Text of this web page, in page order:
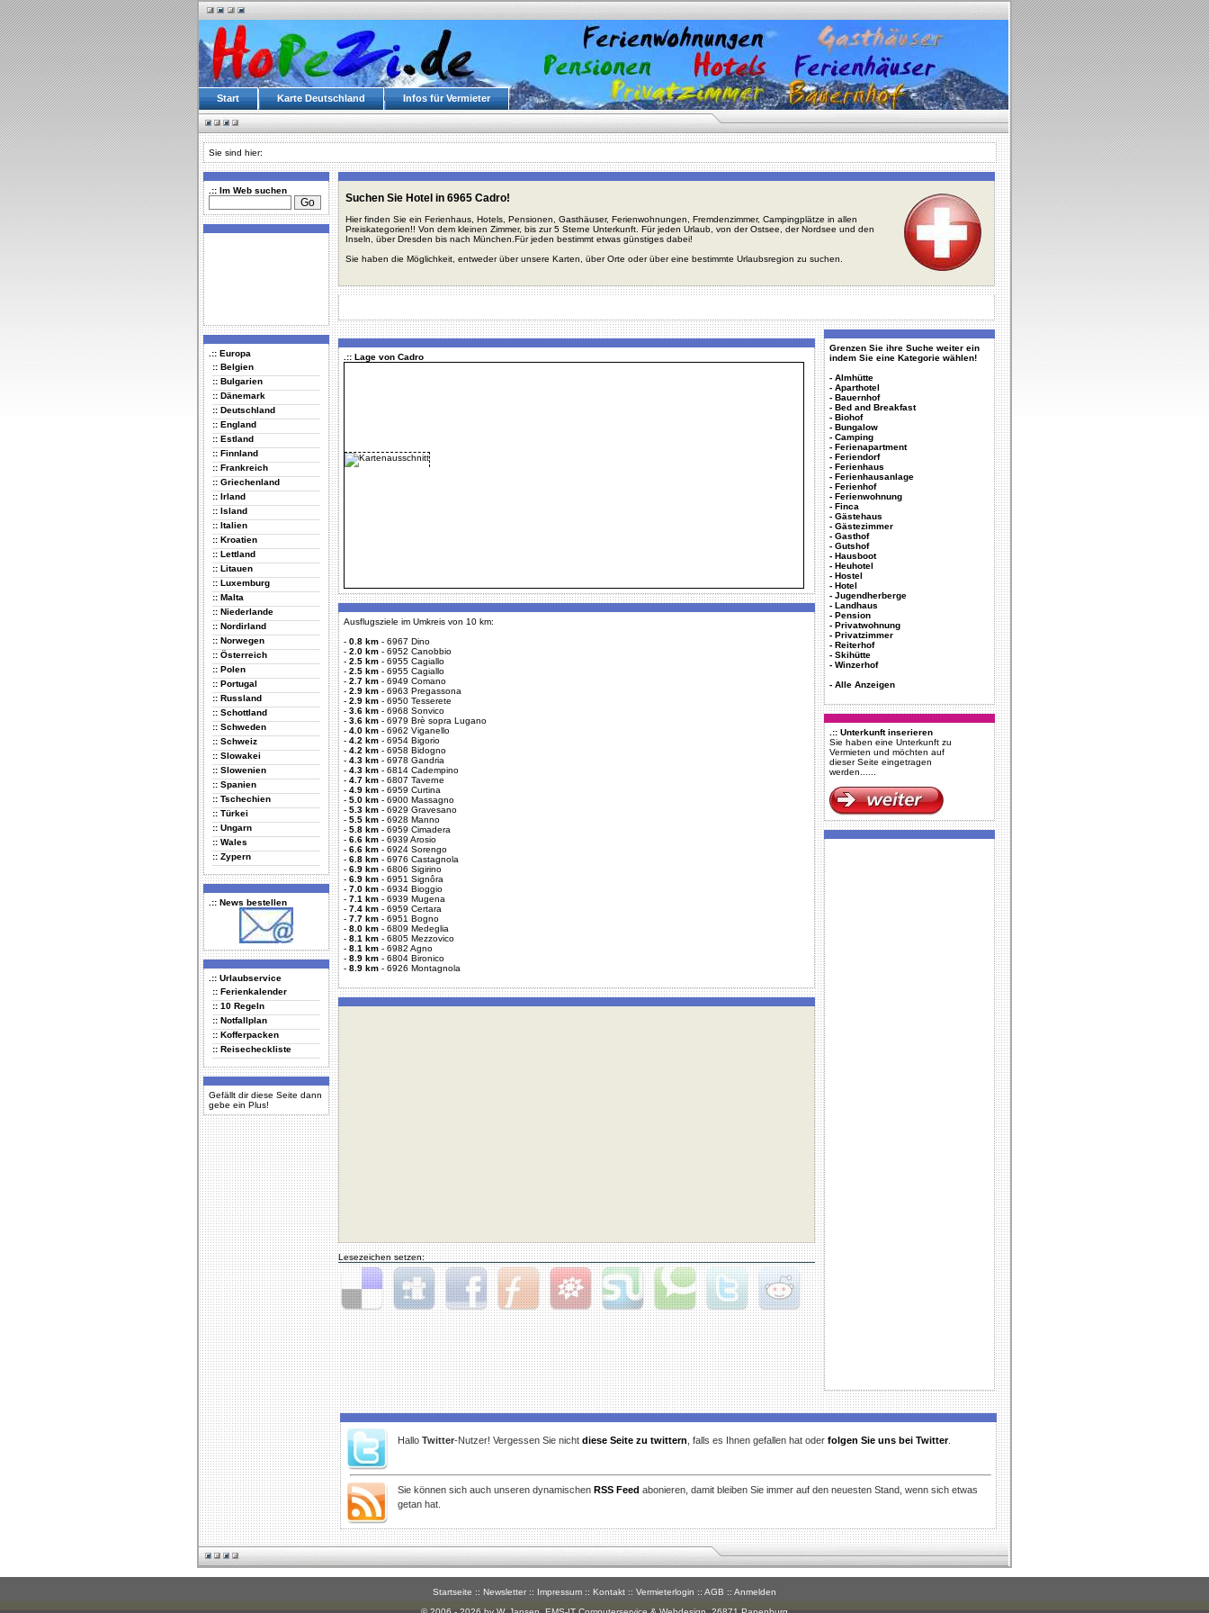
Start Karte Deutschland Infos für Vermieter
Sie sind hier:
.:: Im Web suchen
.:: Europa
:: Belgien
:: Bulgarien
:: Dänemark
:: Deutschland
:: England
:: Estland
:: Finnland
:: Frankreich
:: Griechenland
:: Irland
:: Island
:: Italien
:: Kroatien
:: Lettland
:: Litauen
:: Luxemburg
:: Malta
:: Niederlande
:: Nordirland
:: Norwegen
:: Österreich
:: Polen
:: Portugal
:: Russland
:: Schottland
:: Schweden
:: Schweiz
:: Slowakei
:: Slowenien
:: Spanien
:: Tschechien
:: Türkei
:: Ungarn
:: Wales
:: Zypern
.:: News bestellen
.:: Urlaubservice
:: Ferienkalender
:: 10 Regeln
:: Notfallplan
:: Kofferpacken
:: Reisecheckliste
Gefällt dir diese Seite dann
gebe ein Plus!
Suchen Sie Hotel in 6965 Cadro!
Hier finden Sie ein Ferienhaus, Hotels, Pensionen, Gasthäuser, Ferienwohnungen, Fremdenzimmer, Campingplätze in allen
Preiskategorien!! Von dem kleinen Zimmer, bis zur 5 Sterne Unterkunft. Für jeden Urlaub, von der Ostsee, der Nordsee und den
Inseln, über Dresden bis nach München.Für jeden bestimmt etwas günstiges dabei!
Sie haben die Möglichkeit, entweder über unsere Karten, über Orte oder über eine bestimmte Urlaubsregion zu suchen.
.:: Lage von Cadro
Ausflugsziele im Umkreis von 10 km:
- 0.8 km - 6967 Dino
- 2.0 km - 6952 Canobbio
- 2.5 km - 6955 Cagiallo
- 2.5 km - 6955 Cagiallo
- 2.7 km - 6949 Comano
- 2.9 km - 6963 Pregassona
- 2.9 km - 6950 Tesserete
- 3.6 km - 6968 Sonvico
- 3.6 km - 6979 Brè sopra Lugano
- 4.0 km - 6962 Viganello
- 4.2 km - 6954 Bigorio
- 4.2 km - 6958 Bidogno
- 4.3 km - 6978 Gandria
- 4.3 km - 6814 Cadempino
- 4.7 km - 6807 Taverne
- 4.9 km - 6959 Curtina
- 5.0 km - 6900 Massagno
- 5.3 km - 6929 Gravesano
- 5.5 km - 6928 Manno
- 5.8 km - 6959 Cimadera
- 6.6 km - 6939 Arosio
- 6.6 km - 6924 Sorengo
- 6.8 km - 6976 Castagnola
- 6.9 km - 6806 Sigirino
- 6.9 km - 6951 Signôra
- 7.0 km - 6934 Bioggio
- 7.1 km - 6939 Mugena
- 7.4 km - 6959 Certara
- 7.7 km - 6951 Bogno
- 8.0 km - 6809 Medeglia
- 8.1 km - 6805 Mezzovico
- 8.1 km - 6982 Agno
- 8.9 km - 6804 Bironico
- 8.9 km - 6926 Montagnola
Lesezeichen setzen:
Delicious Digg Facebook Furl StudiVZ StumbleUponTechnorati Twitter Reddit
Grenzen Sie ihre Suche weiter ein
indem Sie eine Kategorie wählen!
- Almhütte
- Aparthotel
- Bauernhof
- Bed and Breakfast
- Biohof
- Bungalow
- Camping
- Ferienapartment
- Feriendorf
- Ferienhaus
- Ferienhausanlage
- Ferienhof
- Ferienwohnung
- Finca
- Gästehaus
- Gästezimmer
- Gasthof
- Gutshof
- Hausboot
- Heuhotel
- Hostel
- Hotel
- Jugendherberge
- Landhaus
- Pension
- Privatwohnung
- Privatzimmer
- Reiterhof
- Skihütte
- Winzerhof
- Alle Anzeigen
.:: Unterkunft inserieren
Sie haben eine Unterkunft zu
Vermieten und möchten auf
dieser Seite eingetragen
werden......
Hallo Twitter-Nutzer! Vergessen Sie nicht diese Seite zu twittern , falls es Ihnen gefallen hat oder folgen Sie uns bei Twitter.
Sie können sich auch unseren dynamischen RSS Feed abonieren, damit bleiben Sie immer auf den neuesten Stand, wenn sich etwas
getan hat.
Startseite :: Newsletter :: Impressum :: Kontakt :: Vermieterlogin :: AGB :: Anmelden